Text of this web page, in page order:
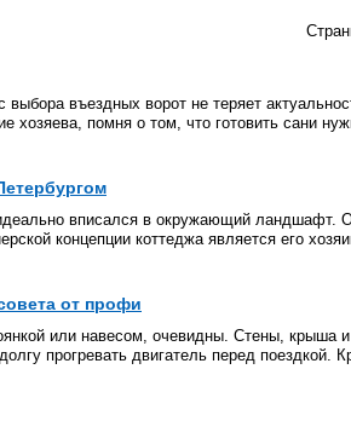
въездных ворот не теряет
хозяева, помня о том, что готовить сани
вписался в окружающий ландшафт.
концепции коттеджа является его
от профи
или навесом, очевидны. Стены, крыша
прогревать двигатель перед поездкой.